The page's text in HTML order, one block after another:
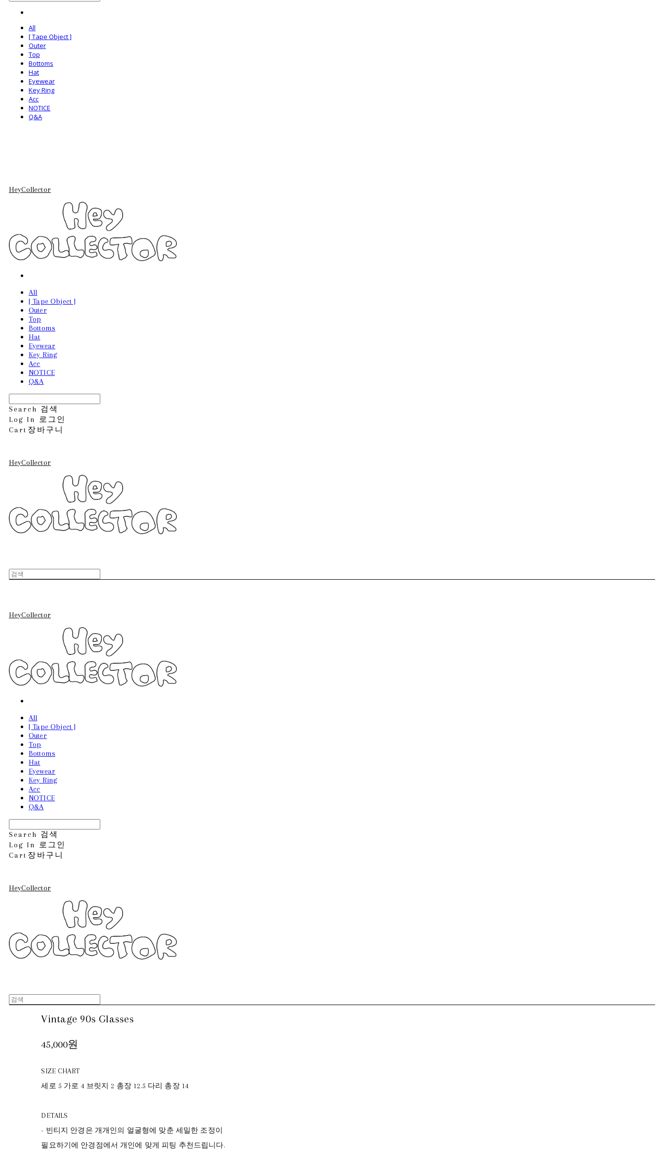
All
[ Tape Object ]
Outer
Top
Bottoms
Hat
Eyewear
Key Ring
Acc
NOTICE
Q&A
HeyCollector
All
[ Tape Object ]
Outer
Top
Bottoms
Hat
Eyewear
Key Ring
Acc
NOTICE
Q&A
Search 검색
Log In
로그인
Cart 장바구니
HeyCollector
HeyCollector
All
[ Tape Object ]
Outer
Top
Bottoms
Hat
Eyewear
Key Ring
Acc
NOTICE
Q&A
Search 검색
Log In
로그인
Cart 장바구니
HeyCollector
Vintage 90s Glasses
45,000원
SIZE CHART
세로 5 가로 4 브릿지 2 총장 12.5 다리 총장 14
DETAILS
- 빈티지 안경은 개개인의 얼굴형에 맞춘 세밀한 조정이
필요하기에 안경점에서 개인에 맞게 피팅 추천드립니다.